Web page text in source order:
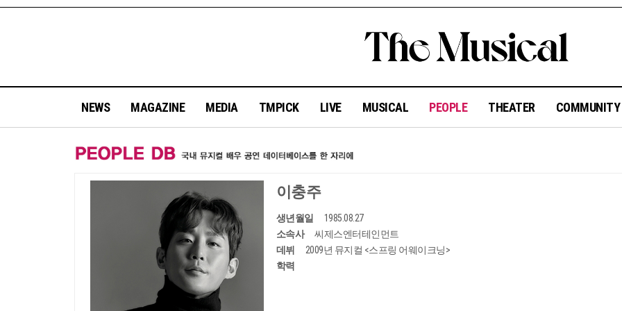
NEWS MAGAZINE MEDIA TMPICK LIVE MUSICAL PEOPLE THEATER COMMUNITY
이충주
생년월일
1985.08.27
소속사
씨제스엔터테인먼트
데뷔
2009년 뮤지컬 <스프링 어웨이크닝>
학력